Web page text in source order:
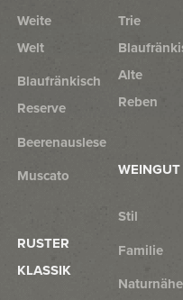
Weite
Welt
Blaufränkisch
Reserve
Beerenauslese
Muscato
RUSTER
KLASSIK
Trie
Alte
Reben
WEINGUT
Stil
Familie
Naturnähe